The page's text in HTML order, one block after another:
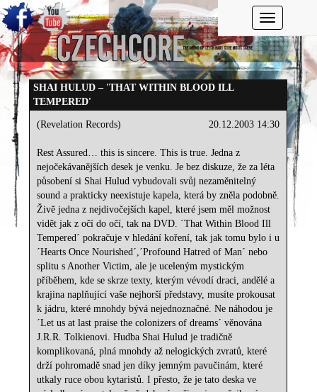
Toggle
SHAI HULUD – 'THAT WITHIN BLOOD ILL
TEMPERED'
20.12.2003 14:30
(Revelation Records)
Rest Assured… this is sincere. This is true. Jedna z
nejočekávanějších desek je venku. Je bez diskuze, že za léta
působení si Shai Hulud vybudovali svůj nezaměnitelný
sound a prakticky neexistuje kapela, která by zněla podobně.
Živě jedna z nejdivočejších kapel, které jsem měl možnost
vidět jak z očí do očí, tak na DVD. ´That Within Blood Ill
Tempered´ pokračuje v hledání koření, tak jak tomu bylo i u
´Hearts Once Nourished´,´Profound Hatred of Man´ nebo
splitu s Another Victim, ale je uceleným mystickým
příběhem, kde se skrze texty, kterým vévodí draci, andělé a
krajina naplňující vaše nejhorší představy, musíte prokousat
k jádru, které mnohdy bývá nejednoznačné. Ne náhodou je
´Let us at last praise the colonizers of dreams´ věnována
J.R.R. Tolkienovi. Hudba Shai Hulud je tradičně
komplikovaná, plná mnohdy až nelogických zvratů, které
drží pohromadě snad jen díky jemným pavučinám, které
utkaly ruce obou kytaristů. I přesto, že je tato deska ve